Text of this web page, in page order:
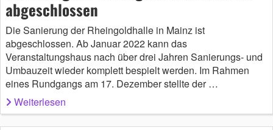
abgeschlossen
Die Sanierung der Rheingoldhalle in Mainz ist
abgeschlossen. Ab Januar 2022 kann das
Veranstaltungshaus nach über drei Jahren Sanierungs- und
Umbauzeit wieder komplett bespielt werden. Im Rahmen
eines Rundgangs am 17. Dezember stellte der …
Weiterlesen